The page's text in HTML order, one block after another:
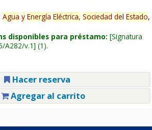
Agua y Energía Eléctrica, Sociedad del Estado,
disponibles para préstamo: Signatura
A282/v.1 (1).
Hacer reserva
Agregar al carrito